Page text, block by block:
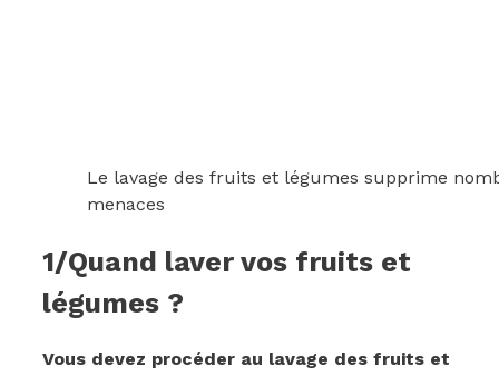
Le lavage des fruits et légumes supprime
menaces
1/Quand laver vos fruits et
légumes ?
Vous devez procéder au lavage des fruits et